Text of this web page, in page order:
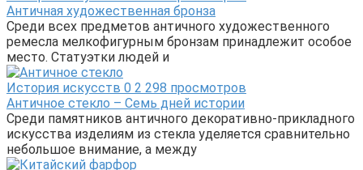
Античная художественная бронза
Среди всех предметов античного художественного
ремесла мелкофигурным бронзам принадлежит особое
место. Статуэтки людей и
История искусств 0 2 298 просмотров
Античное стекло – Семь дней истории
Среди памятников античного декоративно-прикладного
искусства изделиям из стекла уделяется сравнительно
небольшое внимание, а между